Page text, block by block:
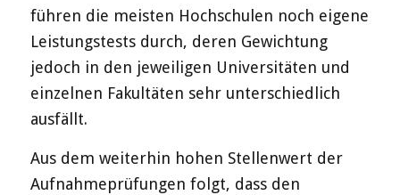
führen die meisten Hochschulen noch eigene
Leistungstests durch, deren Gewichtung
jedoch in den jeweiligen Universitäten und
einzelnen Fakultäten sehr unterschiedlich
ausfällt.
Aus dem weiterhin hohen Stellenwert der
Aufnahmeprüfungen folgt, dass den